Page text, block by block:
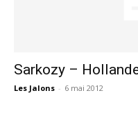
Sarkozy –
Les Jalons - 6 mai 2012